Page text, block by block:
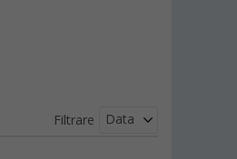
Filtrare Data